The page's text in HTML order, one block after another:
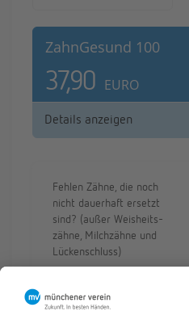
Zahn­Ge­sund 100
37,90 EURO
De­tails an­zei­gen
Feh­len Zähne, die noch
nicht dau­er­haft er­setzt
sind? (außer Weis­heits­
zäh­ne, Milch­zäh­ne und
Lü­cken­schluss)